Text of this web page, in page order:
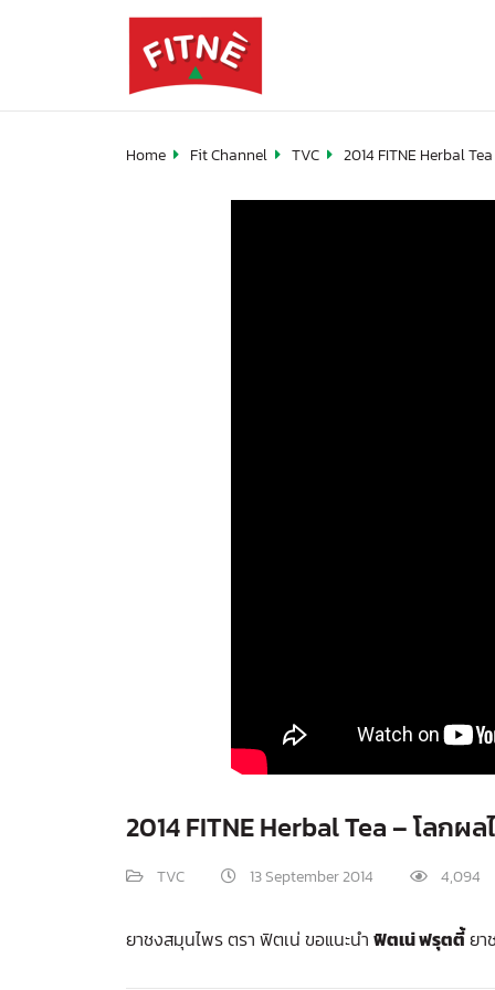
Home Fit Channel TVC 2014 FITNE Herbal
2014 FITNE Herbal Tea – โลกผล
TVC 13 September 2014 4,094
ยาชงสมุนไพร ตรา ฟิตเน่ ขอแนะนำ ฟิตเน่ ฟรุตตี้ยา